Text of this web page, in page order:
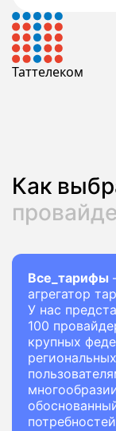
Таттелеком
Как
Все_тарифы
агрегатор
У нас
100
крупных